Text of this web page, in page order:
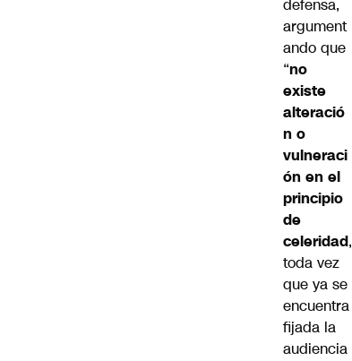
defensa,
argument
ando que
“no
existe
alteració
n o
vulneraci
ón en el
principio
de
celeridad,
toda vez
que ya se
encuentra
fijada la
audiencia